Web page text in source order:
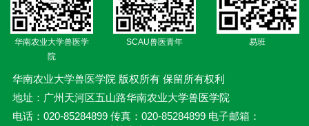
华南农业大学兽医学
院
SCAU兽医青年 易班
华南农业大学兽医学院 版权所有 保留所有权利
地址：广州天河区五山路华南农业大学兽医学院
电话：020-85284899 传真：020-85284899 电子邮箱：